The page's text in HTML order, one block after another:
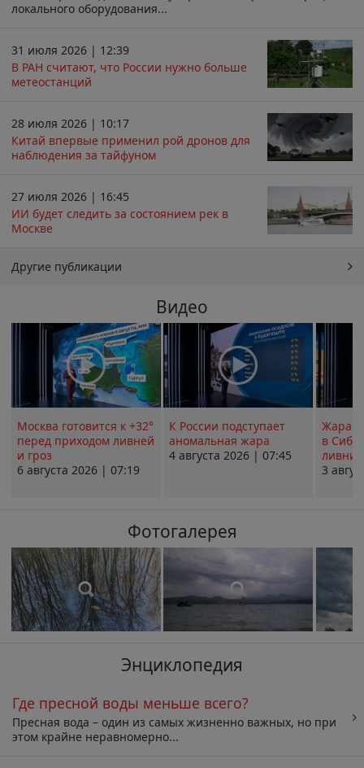
локального оборудования...
31 июля 2026 | 12:39
В РАН считают, что России нужно больше
метеостанций
28 июля 2026 | 10:17
Китай впервые применил рой дронов для
наблюдения за тайфуном
27 июля 2026 | 16:45
ИИ будет следить за состоянием рек в
Москве
Другие публикации
Видео
Москва готовится к +32°
перед приходом ливней
и гроз
6 августа 2026 | 07:19
К России подступает
аномальная жара
4 августа 2026 | 07:45
Жара в
в
ливни
3
Фотогалерея
Энциклопедия
Где пресной воды меньше всего?
Пресная вода – один из самых жизненно важных, но при
этом крайне неравномерно...